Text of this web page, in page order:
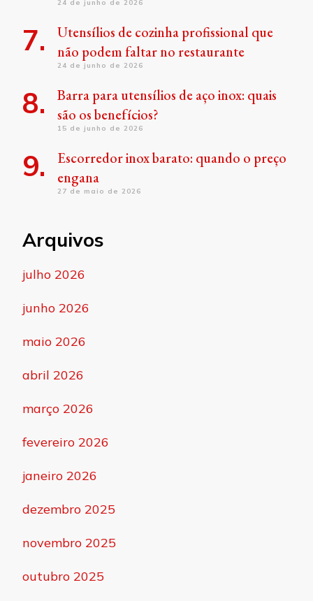
24 de junho de 2026
Utensílios de cozinha profissional que
não podem faltar no restaurante
24 de junho de 2026
Barra para utensílios de aço inox: quais
são os benefícios?
15 de junho de 2026
Escorredor inox barato: quando o preço
engana
27 de maio de 2026
Arquivos
julho 2026
junho 2026
maio 2026
abril 2026
março 2026
fevereiro 2026
janeiro 2026
dezembro 2025
novembro 2025
outubro 2025